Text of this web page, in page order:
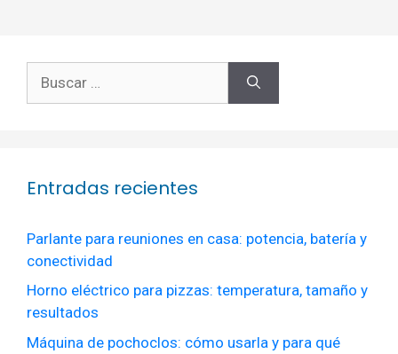
Entradas recientes
Parlante para reuniones en casa: potencia, batería y
conectividad
Horno eléctrico para pizzas: temperatura, tamaño y
resultados
Máquina de pochoclos: cómo usarla y para qué